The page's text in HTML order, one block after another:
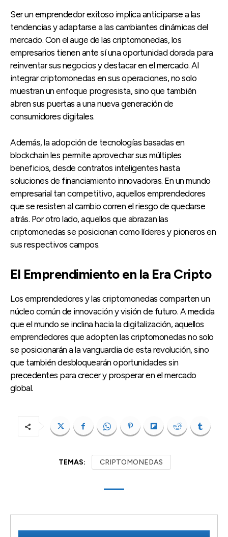
Ser un emprendedor exitoso implica anticiparse a las
tendencias y adaptarse a las cambiantes dinámicas del
mercado. Con el auge de las criptomonedas, los
empresarios tienen ante sí una oportunidad dorada para
reinventar sus negocios y destacar en el mercado. Al
integrar criptomonedas en sus operaciones, no solo
muestran un enfoque progresista, sino que también
abren sus puertas a una nueva generación de
consumidores digitales.
Además, la adopción de tecnologías basadas en
blockchain les permite aprovechar sus múltiples
beneficios, desde contratos inteligentes hasta
soluciones de financiamiento innovadoras. En un mundo
empresarial tan competitivo, aquellos emprendedores
que se resisten al cambio corren el riesgo de quedarse
atrás. Por otro lado, aquellos que abrazan las
criptomonedas se posicionan como líderes y pioneros en
sus respectivos campos.
El Emprendimiento en la Era Cripto
Los emprendedores y las criptomonedas comparten un
núcleo común de innovación y visión de futuro. A medida
que el mundo se inclina hacia la digitalización, aquellos
emprendedores que adopten las criptomonedas no solo
se posicionarán a la vanguardia de esta revolución, sino
que también desbloquearán oportunidades sin
precedentes para crecer y prosperar en el mercado
global.
TEMAS: CRIPTOMONEDAS